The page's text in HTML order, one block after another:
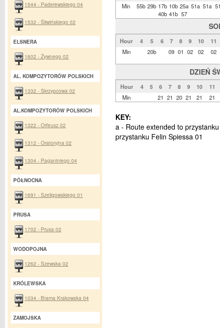
Min
55b 29b 17b
40b
10b
41b
25a
57
51a 51a
Hour 4 5 6 7 8 9 10
11
Min
20b 09 01 02 02 02
DZIEŃ
Hour 4 5 6 7 8 9 10
11
Min
21 21 20 21 21 21
KEY:
a - Route extended to
przystanku Felin Spiessa 01
1544 - Paderewskiego 04
1532 - Śliwińskiego 02
ELSNERA
1602 - Żywnego 02
AL. KOMPOZYTORÓW POLSKICH
1332 - Skrzypcowa 02
AL.KOMPOZYTORÓW POLSKICH
1322 - Orfeusz 02
1312 - Oratoryjna 02
1304 - Paganiniego 04
PÓŁNOCNA
1691 - Szeligowskiego 01
PRUSA
1702 - Prusa 02
WODOPOJNA
1262 - Szewska 02
KRÓLEWSKA
1034 - Brama Krakowska 04
ZAMOJSKA